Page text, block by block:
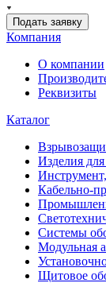
Подать заявку
Компания
О компании
Реквизиты
Каталог
Изделия
Кабельно-
Системы
Модульная
Щитовое